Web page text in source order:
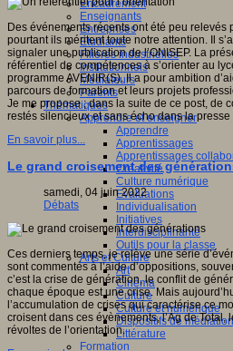
Encadrement
Enseignants
Entreprises
Etudiants
Filières industrielles
Institutionnels
Médiateurs
Parents
Thématiques
Apprendre et enseigner
Apprendre
Apprentissages
Apprentissages
Créativité
Culture numérique
Evaluations
Individualisation
Initiatives
Interdisciplinarité
Outils pour la classe
Arts et Culture
Art
Cinéma
Culture
Culture et numérique
Dispositifs de médiation
Littérature
Formation
Des événements récents ont été peu relevés
pourtant ils méritent toute notre attention. Il
signaler une publication de l’ONISEP. La
référentiel de compétences à s’orienter au
programme AVENIR(S). Il a pour ambition
parcours de formation et leurs projets
Je me propose ; dans la suite de ce post, de
restés silencieux et sans écho dans la
En savoir plus...
Le grand croisement des
samedi, 04 juin 2022
Débats
Ces derniers temps, je relève une série
sont commentés à l’aide d’oppositions,
c’est la crise de génération, le conflit de
chaque époque est une crise. Mais
l’accumulation de crises qui caractérise ce
croisent dans ces évènements, l’Ag de
révoltes de l’orientation.